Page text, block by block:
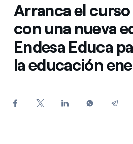
Encuentra la tarifa que más
Compara nuestras tarifas de
¿Cómo ver mis facturas de
Recursos
Colecciones
Contactos prensa
La cara e
Arranca el
con una nueva
Endesa Educa
la educación